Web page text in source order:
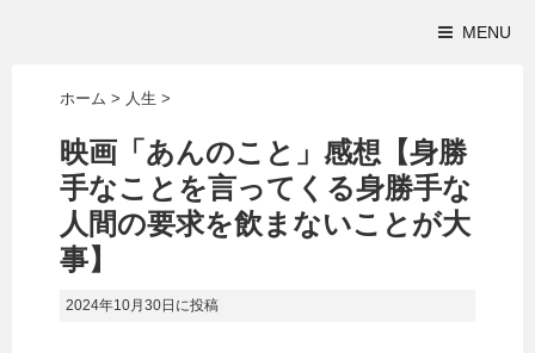
MENU
ホーム > 人生 >
映画「あんのこと」感想【身勝
手なことを言ってくる身勝手な
人間の要求を飲まないことが大
事】
2024年10月30日 に投稿